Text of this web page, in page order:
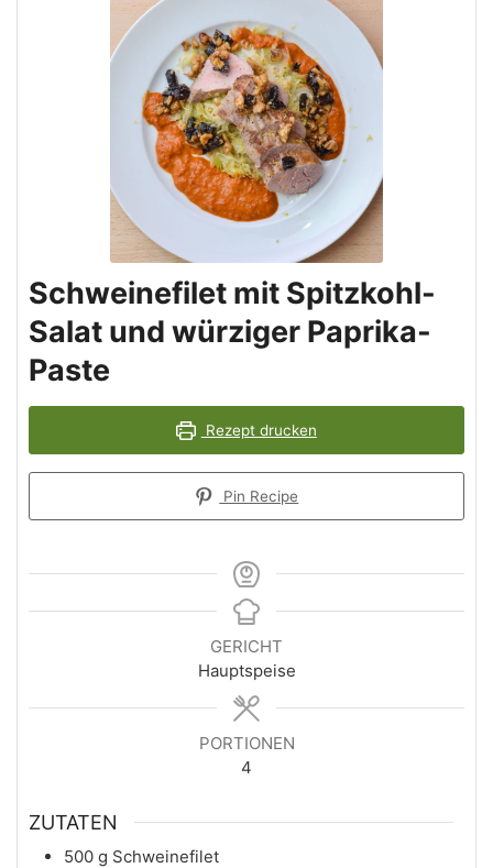
Schweinefilet mit Spitzkohl-
Salat und würziger Paprika-
Paste
Rezept drucken
Pin Recipe
GERICHT
Hauptspeise
PORTIONEN
4
ZUTATEN
500 g Schweinefilet